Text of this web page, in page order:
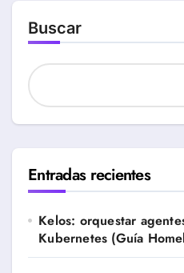
Buscar
Entradas recientes
Kelos: orquestar
Kubernetes (Guía